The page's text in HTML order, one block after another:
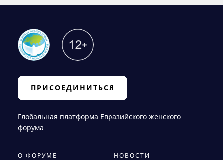
ПРИСОЕДИНИТЬСЯ
Глобальная платформа Евразийского женского
форума
О ФОРУМЕ НОВОСТИ